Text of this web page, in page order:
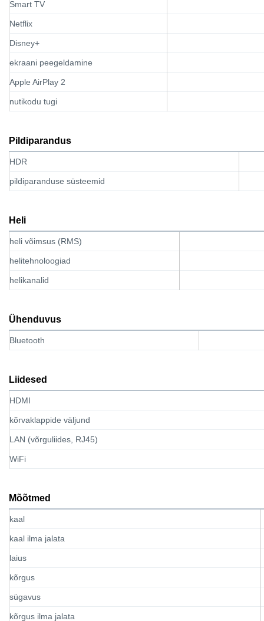
Smart TV
Netflix
Disney+
ekraani peegeldamine
Apple AirPlay 2
nutikodu tugi
Pildiparandus
HDR
pildiparanduse süsteemid
Heli
heli võimsus (RMS)
helitehnoloogiad
helikanalid
Ühenduvus
Bluetooth
Liidesed
HDMI
kõrvaklappide väljund
LAN (võrguliides, RJ45)
WiFi
Mõõtmed
kaal
kaal ilma jalata
laius
kõrgus
sügavus
kõrgus ilma jalata